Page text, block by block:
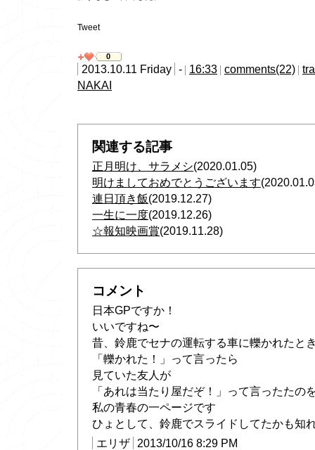
Tweet
0
2013.10.11 Friday - 16:33 comments(22)
NAKAI
関連する記事
正月明け、サラメシ(2020.01.05)
明けましておめでとうございます
連日頂き飯(2019.12.27)
一生に一度(2019.12.26)
☆報知映画賞(2019.11.28)
コメント
日本GPですか！
いいですね〜
昔、鈴鹿でセナの運転する車に轢かれたと
「轢かれた！」って言ったら
見ていた友人が
「あれは当たり屋だぞ！」って言ったたの
私の青春の一ページです
ひょとして、鈴鹿でスライドしてたかも知
エリザ
2013/10/16 8:29 PM